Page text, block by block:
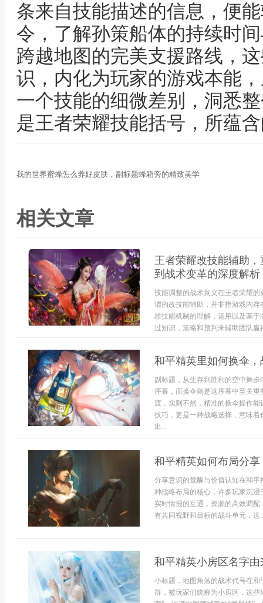
条来自技能描述的信息，便
令，了解孙策船体的持续时
跨越地图的完美支援路线，
识，内化为玩家的游戏本能
一个技能的细微差别，洞悉
是王者荣耀技能括号，所蕴
我的世界蜜蜂怎么养好皮肤，副标题蜂箱旁的精致美学
相关文章
王者荣耀改技能辅助
到战术变革的深度解析
技能调整的战术意义在王者荣耀
谓的改技能辅助，并非指游戏内
雄技能机制的理解，运用以及基
过知识，策略和预判来辅助团队
和平精英里如何换伞
副标题，从生存到胜利的空中舞
序幕，而换伞则是这序幕中至关
渡，实则不然，精准的换伞操作
技巧，更是一种战略选择，意味
出...
和平精英如何布局分
分享意识的觉醒与价值认知在和
种战略布局的核心，许多玩家沉
实时情报的互通，资源的高效调
有共同视野和目标的战斗单元，这
和平精英小房区名字
小标题，地图角落的战术代号在
群，被玩家们统称为小房区，这